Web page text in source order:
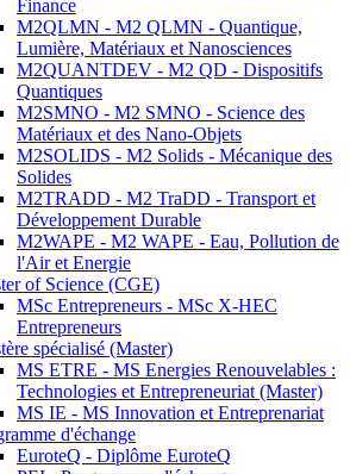
Finance
M2QLMN - M2 QLMN - Quantique,
Lumière, Matériaux et Nanosciences
M2QUANTDEV - M2 QD - Dispositifs
Quantiques
M2SMNO - M2 SMNO - Science des
Matériaux et des Nano-Objets
M2SOLIDS - M2 Solids - Mécanique des
Solides
M2TRADD - M2 TraDD - Transport et
Développement Durable
M2WAPE - M2 WAPE - Eau, Pollution de
l'Air et Energie
of Science (CGE)
MSc Entrepreneurs - MSc X-HEC
Entrepreneurs
spécialisé (Master)
MS ETRE - MS Energies Renouvelables :
Technologies et Entrepreneuriat (Master)
MS IE - MS Innovation et Entreprenariat
d'échange
EuroteQ - Diplôme EuroteQ